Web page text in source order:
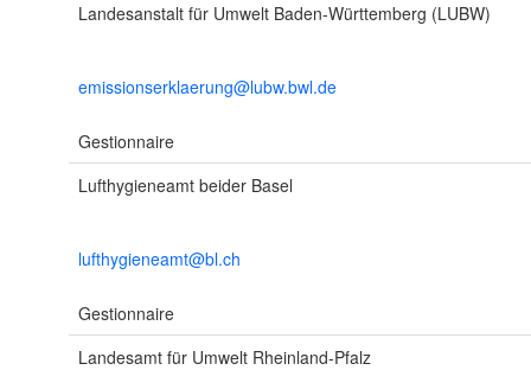
Landesanstalt für Umwelt Baden-Württemberg (LUBW)
emissionserklaerung@lubw.bwl.de
Gestionnaire
Lufthygieneamt beider Basel
lufthygieneamt@bl.ch
Gestionnaire
Landesamt für Umwelt Rheinland-Pfalz